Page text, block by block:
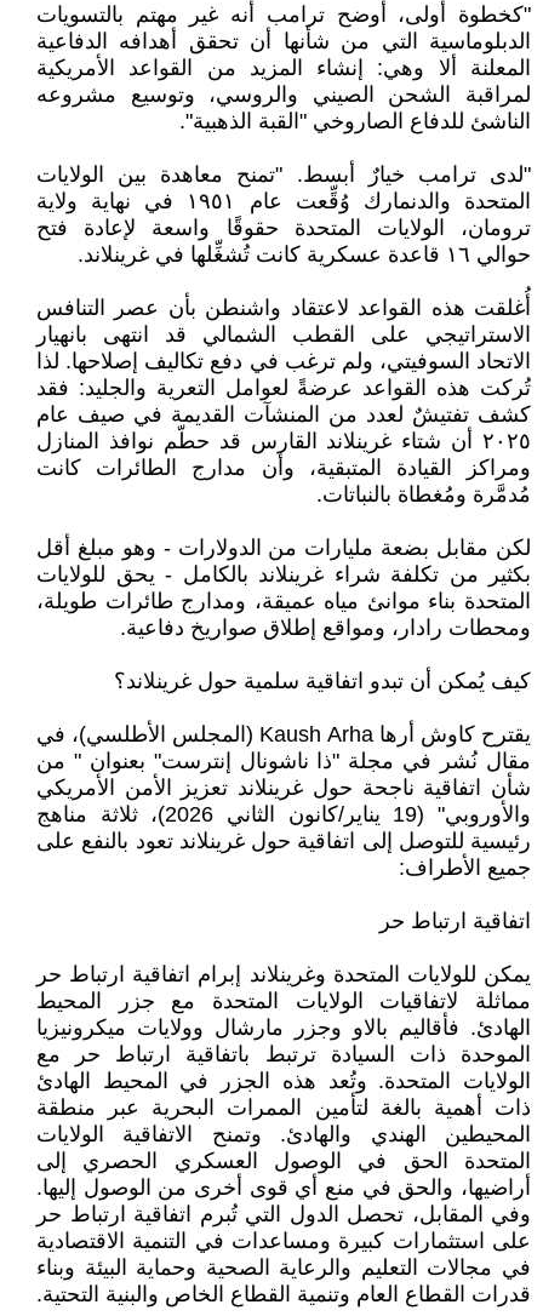
‎"‎كخطوة أولى، أوضح ترامب أنه غير مهتم بالتسويات
الدبلوماسية التي من شأنها أن تحقق أهدافه ‏الدفاعية
المعلنة ألا وهي: إنشاء المزيد من القواعد الأمريكية
لمراقبة الشحن الصيني والروسي، وتوسيع ‏مشروعه
الناشئ للدفاع الصاروخي "القبة الذهبية".‏
‎"‎لدى ترامب خيارٌ أبسط. "تمنح معاهدة بين الولايات
المتحدة والدنمارك وُقِّعت عام ١٩٥١ في نهاية ‏ولاية
ترومان، الولايات المتحدة حقوقًا واسعة لإعادة فتح
حوالي ١٦ قاعدة عسكرية كانت تُشغِّلها في ‏غرينلاند‎.‎
أُغلقت هذه القواعد لاعتقاد واشنطن بأن عصر التنافس
الاستراتيجي على القطب الشمالي قد انتهى ‏بانهيار
الاتحاد السوفيتي، ولم ترغب في دفع تكاليف إصلاحها. لذا
تُركت هذه القواعد عرضةً لعوامل التعرية ‏والجليد: فقد
كشف تفتيشٌ لعدد من المنشآت القديمة في صيف عام
٢٠٢٥ أن شتاء غرينلاند القارس قد حطّم ‏نوافذ المنازل
ومراكز القيادة المتبقية، وأن مدارج الطائرات كانت
مُدمَّرة ومُغطاة بالنباتات‎.‎
لكن مقابل بضعة مليارات من الدولارات - وهو مبلغ أقل
بكثير من تكلفة شراء غرينلاند بالكامل - ‏يحق للولايات
المتحدة بناء موانئ مياه عميقة، ومدارج طائرات طويلة،
ومحطات رادار، ومواقع إطلاق ‏صواريخ دفاعية‎.‎
كيف يُمكن أن تبدو اتفاقية سلمية حول غرينلاند؟
يقترح كاوش أرها ‏Kaush Arha‏ (المجلس الأطلسي)، في
مقال نُشر في مجلة "ذا ناشونال إنترست" ‏بعنوان " من
شأن اتفاقية ناجحة حول غرينلاند تعزيز الأمن الأمريكي
والأوروبي" (19 يناير/كانون الثاني ‏‏2026)، ثلاثة مناهج
رئيسية للتوصل إلى اتفاقية حول غرينلاند تعود بالنفع على
جميع الأطراف‏‎:‎
اتفاقية ارتباط حر
يمكن للولايات المتحدة وغرينلاند إبرام اتفاقية ارتباط حر
مماثلة لاتفاقيات الولايات المتحدة مع جزر ‏المحيط
الهادئ. فأقاليم بالاو وجزر مارشال وولايات ميكرونيزيا
الموحدة ذات السيادة ترتبط باتفاقية ارتباط ‏حر مع
الولايات المتحدة. وتُعد هذه الجزر في المحيط الهادئ
ذات أهمية بالغة لتأمين الممرات البحرية عبر ‏منطقة
المحيطين الهندي والهادئ. وتمنح الاتفاقية الولايات
المتحدة الحق في الوصول العسكري الحصري إلى
‏أراضيها، والحق في منع أي قوى أخرى من الوصول إليها.
وفي المقابل، تحصل الدول التي تُبرم اتفاقية ‏ارتباط حر
على استثمارات كبيرة ومساعدات في التنمية الاقتصادية
في مجالات التعليم والرعاية الصحية ‏وحماية البيئة وبناء
قدرات القطاع العام وتنمية القطاع الخاص والبنية التحتية‎.‎